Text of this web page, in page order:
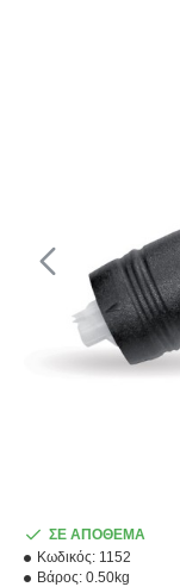
ΣΕ ΑΠΟΘΕΜΑ
Κωδικός: 1152
Βάρος: 0.50kg